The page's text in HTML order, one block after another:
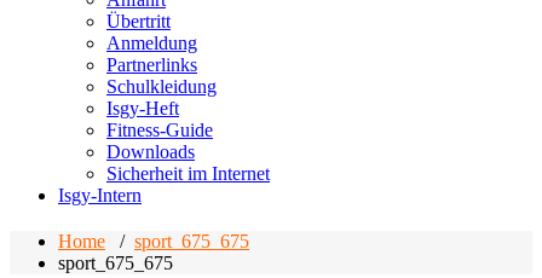
Übertritt
Anmeldung
Partnerlinks
Schulkleidung
Isgy-Heft
Fitness-Guide
Downloads
Sicherheit im Internet
Isgy-Intern
Home / sport_675_675
sport_675_675